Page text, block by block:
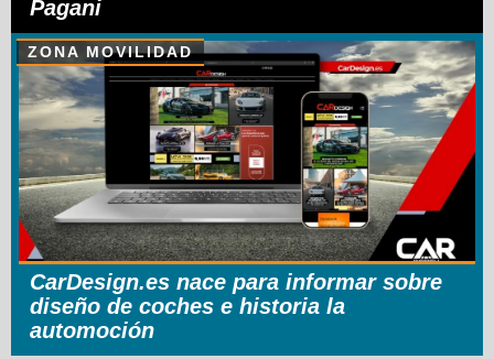
Pagani
ZONA MOVILIDAD
CarDesign.es nace para informar sobre
diseño de coches e historia la
automoción